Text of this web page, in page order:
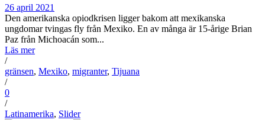
26 april 2021
Den amerikanska opiodkrisen ligger bakom att mexikanska
ungdomar tvingas fly från Mexiko. En av många är 15-årige Brian
Paz från Michoacán som...
Läs mer
/
gränsen, Mexiko, migranter, Tijuana
/
0
/
Latinamerika, Slider